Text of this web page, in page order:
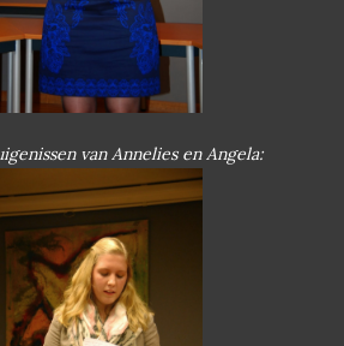
van Annelies en Angela: